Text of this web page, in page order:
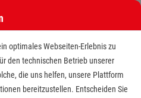
optimales Webseiten-Erlebnis zu
den technischen Betrieb unserer
die uns helfen, unsere Plattform
bereitzustellen. Entscheiden Sie